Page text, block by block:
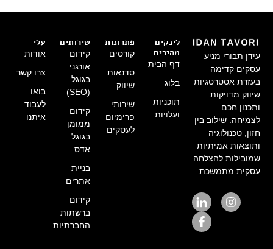
עידן תבורי מניע
עסקים קדימה
בעזרת אסטרטגיות
שיווק מדויקות
ותכנון חכם
לצמיחה. שילוב בין
חזון, טכנולוגיה
ותוצאות אמיתיות
שמובילות להצלחה
עסקית מתמשכת.
לינקים
מהירים
דף הבית
בלוג
תוכניות
ועלויות
פתרונות
קורסים
סדנאות
שיווק
שירותי
פרימיום
לעסקים
שירותים
קידום
אורגני
בגוגל
(SEO)
קידום
ממומן
בגוגל
אדס
בניית
אתרים
קידום
ברשתות
החברתיות
עלי
אודות
צרו קשר
בואו
לעבוד
איתנו